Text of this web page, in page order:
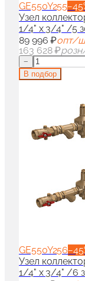
GE550Y255−45
Узел
1/4" x 3/4" /5
89 996 ₽опт/
163 628 ₽
−
В подбор
GE550Y256−45
Узел
1/4" x 3/4" /6